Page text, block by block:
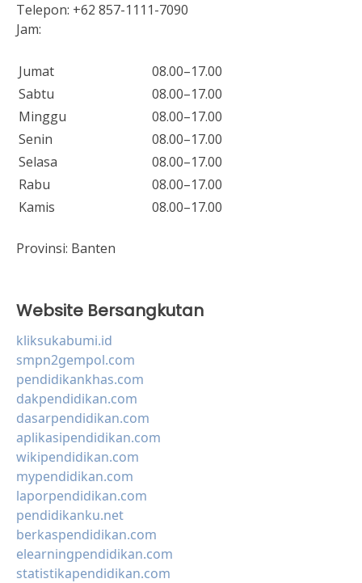
Telepon: +62 857-1111-7090
Jam:
Jumat
08.00–17.00
Sabtu
08.00–17.00
Minggu
08.00–17.00
Senin
08.00–17.00
Selasa
08.00–17.00
Rabu
08.00–17.00
Kamis
08.00–17.00
Provinsi: Banten
Website Bersangkutan
kliksukabumi.id
smpn2gempol.com
pendidikankhas.com
dakpendidikan.com
dasarpendidikan.com
aplikasipendidikan.com
wikipendidikan.com
mypendidikan.com
laporpendidikan.com
pendidikanku.net
berkaspendidikan.com
elearningpendidikan.com
statistikapendidikan.com